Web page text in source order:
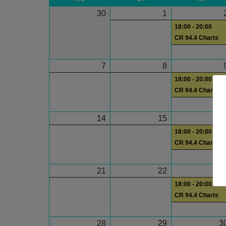
30
1
18:00 - 20:00
CR 94.4 Charts
7 8
18:00 - 20:00
CR 94.4 Charts
14 15
18:00 - 20:00
CR 94.4 Charts
21 22
18:00 - 20:00
CR 94.4 Charts
28 29